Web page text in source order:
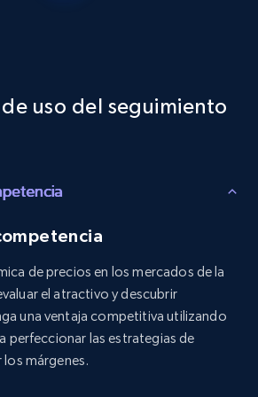
inventory id, Title, Rating,
323+ Comenzar ahora
search
uso del seguimiento
de precios en los mercados de la
el atractivo y descubrir
una ventaja competitiva utilizando
perfeccionar las estrategias de
márgenes.